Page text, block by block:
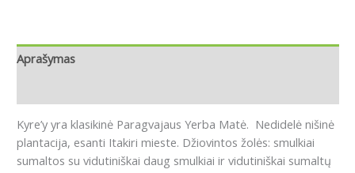
Aprašymas
Kyre’y yra klasikinė Paragvajaus Yerba Matė. Nedidelė nišinė
plantacija, esanti Itakiri mieste. Džiovintos žolės: smulkiai
sumaltos su vidutiniškai daug smulkiai ir vidutiniškai sumaltų